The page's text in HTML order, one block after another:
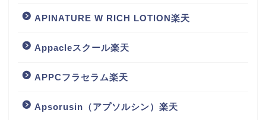
APINATURE W RICH LOTION楽天
Appacleスクール楽天
APPCフラセラム楽天
Apsorusin（アプソルシン）楽天